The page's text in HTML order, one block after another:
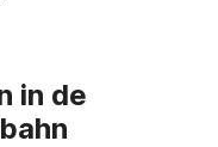
in de